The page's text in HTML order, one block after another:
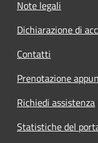
Note legali
Dichiarazione di
Contatti
Prenotazione
Richiedi assistenza
Statistiche del